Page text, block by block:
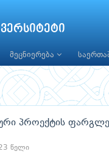
მეცნიერება
პროექტის
წელი